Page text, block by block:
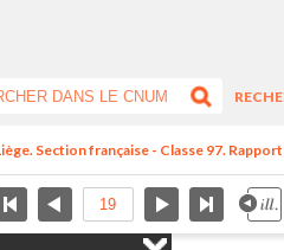
Section française - Classe 97. Rapport